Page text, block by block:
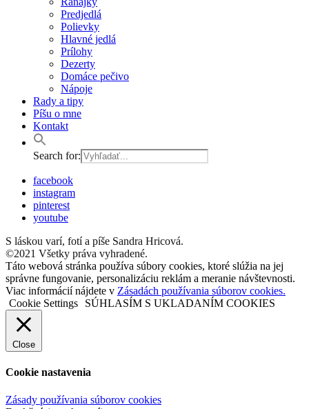
Predjedlá
Polievky
Hlavné jedlá
Prílohy
Dezerty
Domáce pečivo
Nápoje
Rady a tipy
Píšu o mne
Kontakt
Search for:
facebook
instagram
pinterest
youtube
S láskou varí, fotí a píše Sandra Hricová.
©2021 Všetky práva vyhradené.
Táto webová stránka používa súbory cookies, ktoré slúžia na jej
správne fungovanie, personalizáciu reklám a meranie návštevnosti.
Viac informácií nájdete v Zásadách používania súborov cookies.
Cookie Settings
SÚHLASÍM S UKLADANÍM COOKIES
Close
Cookie nastavenia
Zásady používania súborov cookies